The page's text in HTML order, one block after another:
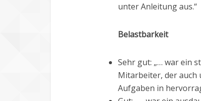
unter Anleitung aus.“
Belastbarkeit
Sehr gut: „… war ein
Mitarbeiter, der auch
Aufgaben in